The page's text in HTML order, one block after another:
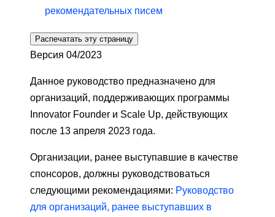
рекомендательных писем
Распечатать эту страницу
Версия 04/2023
Данное руководство предназначено для
организаций, поддерживающих программы
Innovator Founder и Scale Up, действующих
после 13 апреля 2023 года.
Организации, ранее выступавшие в качестве
спонсоров, должны руководствоваться
следующими рекомендациями: Руководство
для организаций, ранее выступавших в